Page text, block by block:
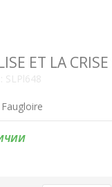
ET LA
SLPl648